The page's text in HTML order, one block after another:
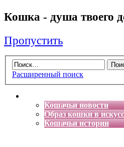
Кошка - душа твоего
Пропустить
Расширенный поиск
Кошачьи новости
Образ кошки в
Кошачьи истории